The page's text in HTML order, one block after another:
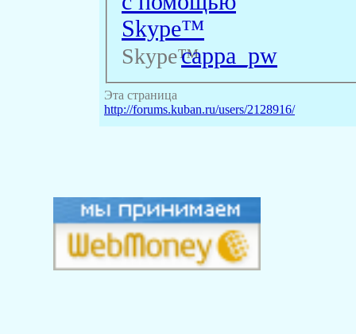
Skype™cappa_pw
Эта страница
http://forums.kuban.ru/users/2128916/